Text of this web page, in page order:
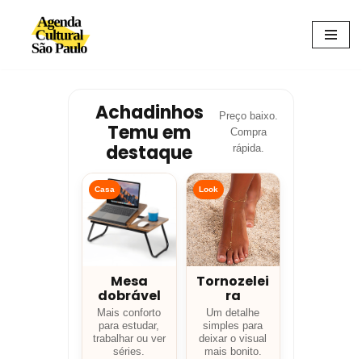
Avançar
Achadinhos
Temu em
destaque
Preço baixo.
Compra
rápida.
Casa
Mesa
dobrável
Mais conforto
para estudar,
trabalhar ou ver
séries.
Look
Tornozelei
ra
Um detalhe
simples para
deixar o visual
mais bonito.